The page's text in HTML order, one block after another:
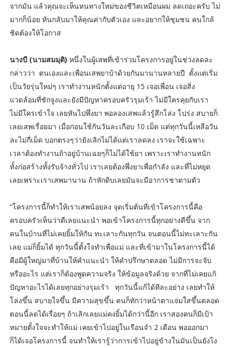
จากมัน แล้วคุณจะเห็นหนทางใหม่ของชีวิตเหมือนผม ลดเถอะครับ ไม่
มากก็น้อย หันกลับมาให้คุณค่ากับตัวเอง และอยากให้ชุมชน คนใกล้
ชิดต้องให้โอกาส
นางบี (นามสมมุติ) หนึ่งในผู้เสพที่เข้าร่วมโครงการอยู่ในช่วงลดละ
กล่าวว่า ตนเองและเพื่อนเสพยาบ้าด้วยกันมานานหลายปี ตั้งแต่เริ่ม
เป็นวัยรุ่นใหม่ๆ เราทำงานหนักตั้งแต่อายุ 15 เจอเพื่อน เจอสิ่ง
แวดล้อมที่ชักจูงและยังมีปัญหาครอบครัวรุมเร้า ไม่มีใครคุยกับเรา
ไม่มีใครเข้าใจ เลยหันไปพึ่งยา พอลองเสพแล้วรู้สึกโล่ง โปร่ง สบายก็
เลยเสพเรื่อยมา เมื่อก่อนใช้กันวันละเกือบ 10 เม็ด แต่ทุกวันนี้เหลือวัน
ละไม่กี่เม็ด บอกตรงๆว่ายังเลิกไม่ได้แต่เราลดลง เราจะใช้เฉพาะ
เวลาต้องทำงานถ้าอยู่บ้านเฉยๆก็ไม่ได้ใช้ยา เพราะเราทำงานหนัก
ทั้งก่อสร้างทั้งรับจ้างทั่วไป เราเลยต้องพึ่งยาเพื่อกำลัง และที่ไม่หยุด
เลยเพราะเราเสพมานาน ถ้าหักดิบเลยมันจะมีอาการชาตามตัว
“โครงการนี้ก็ทำให้เราเสพน้อยลง จุดเริ่มต้นที่เข้าโครงการนี้คือ
ครอบครัวเห็นว่าดีเลยแนะนำ พอเข้าโครงการนี้ทุกอย่างดีขึ้น จาก
คนในบ้านที่ไม่เคยยิ้มให้กัน ทะเลาะกันทุกวัน จนตอนนี้ไม่ทะเลาะกัน
เลย แม่ก็ยิ้มได้ ทุกวันนี้ตั้งใจทำเพื่อแม่ และที่เข้ามาในโครงการนี้ได้
คือมีผู้ใหญ่มาที่บ้านให้คำแนะนำ ให้คำปรึกษาตลอด ไม่มีการจะจับ
หรืออะไร แต่เราก็ต้องพูดความจริง ให้ข้อมูลจริงด้วย จากที่ไม่เคยแก้
ปัญหาอะไรได้เลยทุกอย่างรุมเร้า ทุกวันนี้แก้ได้ทีละอย่าง เลยทำให้
โล่งขึ้น สบายใจขึ้น มีความสุขขึ้น คนก็ทักว่าหน้าตาแจ่มใสขึ้นตลอด
ตอนนี้ลดได้เรื่อยๆ ถ้าเลิกเลยแม่คงยิ้มได้กว่านี้อีก เราสองคนก็มีเป้า
หมายตั้งใจจะทำให้แม่ เคยเข้าไปอยู่ในเรือนจำ 2 เดือน พอออกมา
ก็ได้เจอโครงการนี้ จนทำให้เรารู้ว่าการเข้าไปอยู่ข้างในมันเป็นยังไง